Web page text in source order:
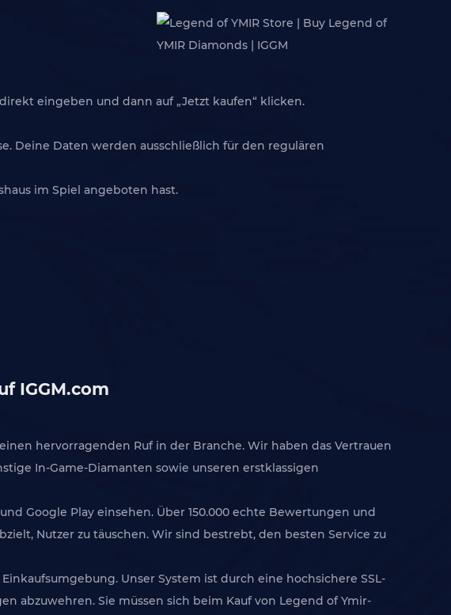
eingeben und dann auf „Jetzt kaufen“ klicken.
Deine Daten werden ausschließlich für den regulären
im Spiel angeboten hast.
IGGM.com
hervorragenden Ruf in der Branche. Wir haben das Vertrauen
In-Game-Diamanten sowie unseren erstklassigen
Google Play einsehen. Über 150.000 echte Bewertungen und
Nutzer zu täuschen. Wir sind bestrebt, den besten Service zu
Unser System ist durch eine hochsichere SSL-
abzuwehren. Sie müssen sich beim Kauf von Legend of Ymir-